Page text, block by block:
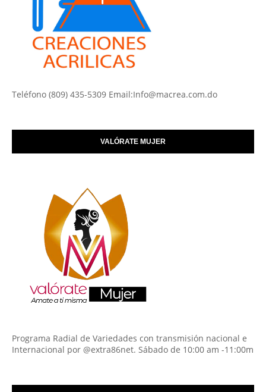
Teléfono (809) 435-5309 Email:Info@macrea.com.do
VALÓRATE MUJER
Programa Radial de Variedades con transmisión nacional e
Internacional por @extra86net. Sábado de 10:00 am -11:00m